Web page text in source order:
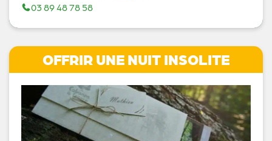
03 89 48 78 58
OFFRIR UNE NUIT INSOLITE